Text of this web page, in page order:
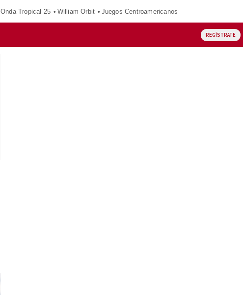
Onda Tropical 25 William Orbit Juegos Centroamericanos
REGÍSTRATE